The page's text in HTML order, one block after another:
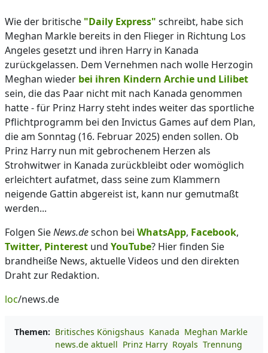
Wie der britische "Daily Express" schreibt, habe sich
Meghan Markle bereits in den Flieger in Richtung Los
Angeles gesetzt und ihren Harry in Kanada
zurückgelassen. Dem Vernehmen nach wolle Herzogin
Meghan wieder bei ihren Kindern Archie und Lilibet
sein, die das Paar nicht mit nach Kanada genommen
hatte - für Prinz Harry steht indes weiter das sportliche
Pflichtprogramm bei den Invictus Games auf dem Plan,
die am Sonntag (16. Februar 2025) enden sollen. Ob
Prinz Harry nun mit gebrochenem Herzen als
Strohwitwer in Kanada zurückbleibt oder womöglich
erleichtert aufatmet, dass seine zum Klammern
neigende Gattin abgereist ist, kann nur gemutmaßt
werden...
Folgen SieNews.deschon bei WhatsApp, Facebook,
Twitter, Pinterest und YouTube? Hier finden Sie
brandheiße News, aktuelle Videos und den direkten
Draht zur Redaktion.
loc/news.de
Themen: Britisches Königshaus Kanada Meghan Markle
news.de aktuell Prinz Harry Royals Trennung